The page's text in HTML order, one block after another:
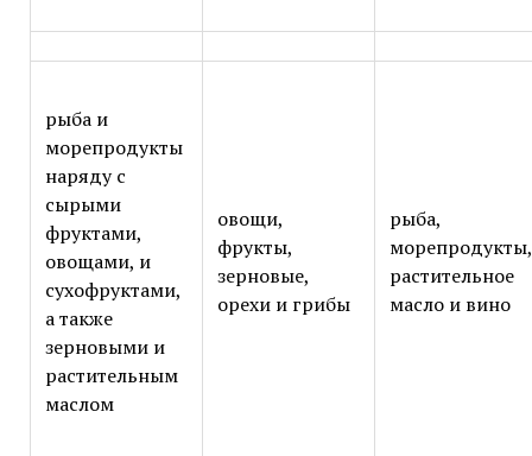
рыба и
морепродукты
наряду с
сырыми
фруктами,
овощами, и
сухофруктами,
а также
зерновыми и
растительным
маслом
овощи,
фрукты,
зерновые,
орехи и грибы
рыба,
морепродукты,
растительное
масло и вино